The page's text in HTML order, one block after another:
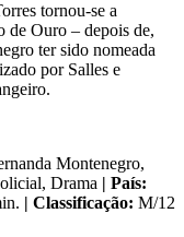
tornou-se a
de Ouro – depois de,
ter sido nomeada
por Salles e
Montenegro,
Drama
| País:
| Classificação: M/12